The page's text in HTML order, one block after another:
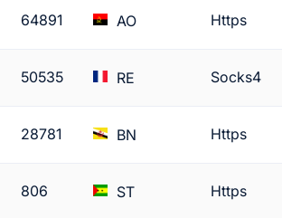
64891 AO Https
50535 RE Socks4
28781 BN Https
806 ST Https